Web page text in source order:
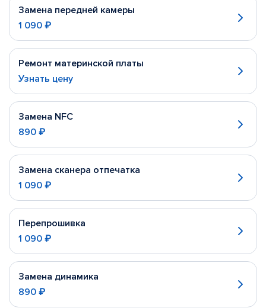
Замена передней камеры
1 090 ₽
Ремонт материнской платы
Узнать цену
Замена NFC
890 ₽
Замена сканера отпечатка
1 090 ₽
Перепрошивка
1 090 ₽
Замена динамика
890 ₽